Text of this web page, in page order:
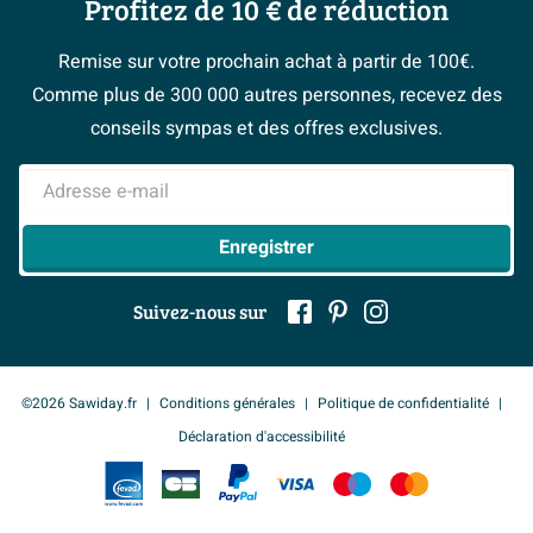
Plus d'informations
Garantie 2 ans
Garantie & réclamations
Politique d’avis
> Service client
Magazine
#Mysawiday
> Inspiration salle de bains
Postes vacants
Sawiday PRO
Fevad
Ils parlent de nous
Mentions légales
Profitez de 10 € de réduction
Remise sur votre prochain achat à partir de 100€.
Comme plus de 300 000 autres personnes, recevez des
conseils sympas et des offres exclusives.
Adresse e-mail
Enregistrer
Suivez-nous sur
©2026 Sawiday.fr Conditions générales
Politique de confidentialité
Déclaration d'accessibilité